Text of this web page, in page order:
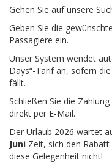
Gehen Sie auf unsere
Geben Sie die
Passagiere ein.
Unser System wendet
Days“-Tarif an, sofern
fällt.
Schließen Sie die
direkt per E-Mail.
Der Urlaub 2026 wartet
Juni Zeit, sich den Rabatt
diese Gelegenheit nicht!